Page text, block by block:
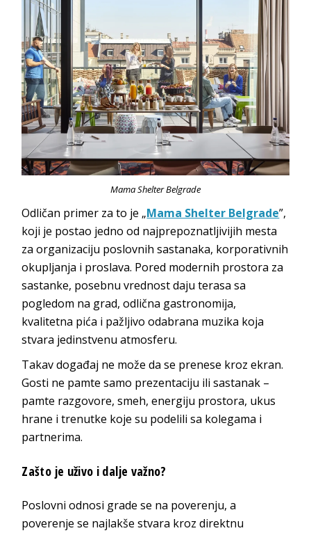
Mama Shelter Belgrade
Odličan primer za to je „Mama Shelter Belgrade”,
koji je postao jedno od najprepoznatljivijih mesta
za organizaciju poslovnih sastanaka, korporativnih
okupljanja i proslava. Pored modernih prostora za
sastanke, posebnu vrednost daju terasa sa
pogledom na grad, odlična gastronomija,
kvalitetna pića i pažljivo odabrana muzika koja
stvara jedinstvenuatmosferu.
Takav događaj ne može da se prenese kroz ekran.
Gosti ne pamte samo prezentaciju ili sastanak –
pamte razgovore, smeh, energiju prostora, ukus
hrane i trenutke koje su podelili sa kolegama i
partnerima.
Zašto je uživo i dalje važno?
Poslovni odnosi grade se na poverenju, a
poverenje se najlakše stvara kroz direktnu